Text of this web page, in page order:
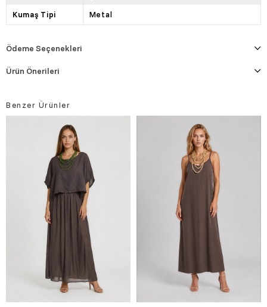
Kumaş Tipi Metal
Ödeme Seçenekleri
Ürün Önerileri
Benzer Ürünler